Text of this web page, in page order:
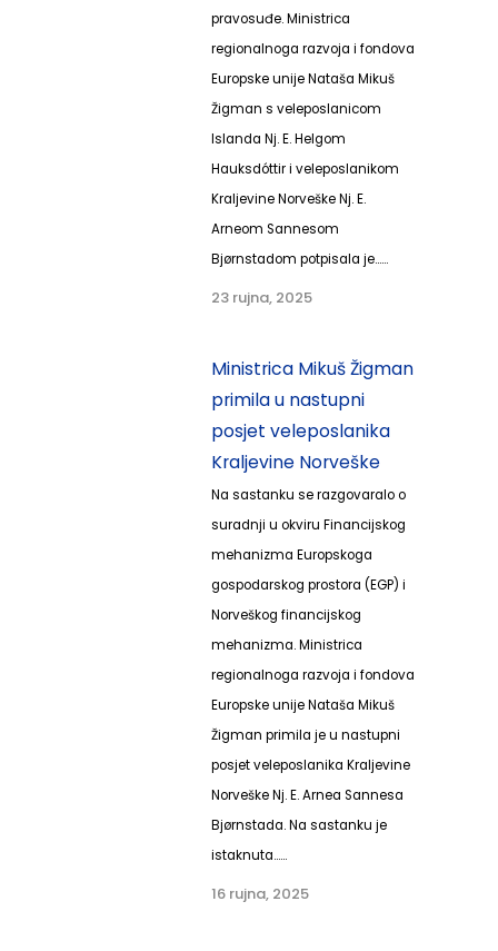
pravosuđe. Ministrica
regionalnoga razvoja i fondova
Europske unije Nataša Mikuš
Žigman s veleposlanicom
Islanda Nj. E. Helgom
Hauksdóttir i veleposlanikom
Kraljevine Norveške Nj. E.
Arneom Sannesom
Bjørnstadom potpisala je......
23 rujna, 2025
Ministrica Mikuš Žigman
primila u nastupni
posjet veleposlanika
Kraljevine Norveške
Na sastanku se razgovaralo o
suradnji u okviru Financijskog
mehanizma Europskoga
gospodarskog prostora (EGP) i
Norveškog financijskog
mehanizma. Ministrica
regionalnoga razvoja i fondova
Europske unije Nataša Mikuš
Žigman primila je u nastupni
posjet veleposlanika Kraljevine
Norveške Nj. E. Arnea Sannesa
Bjørnstada. Na sastanku je
istaknuta......
16 rujna, 2025